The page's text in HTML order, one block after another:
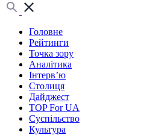
Головне
Рейтинги
Точка зору
Аналітика
Інтерв’ю
Столиця
Дайджест
TOP For UA
Суспiльство
Культура